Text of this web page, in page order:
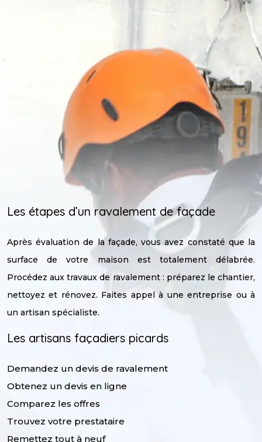
Les étapes d’un ravalement de façade
Après évaluation de la façade, vous avez constaté que la
surface de votre maison est totalement délabrée.
Procédez aux travaux de ravalement : préparez le chantier,
nettoyez et rénovez. Faites appel à une entreprise ou à
un artisan spécialiste.
Les artisans façadiers picards
Demandez un devis de ravalement
Obtenez un devis en ligne
Comparez les offres
Trouvez votre prestataire
Remettez tout à neuf